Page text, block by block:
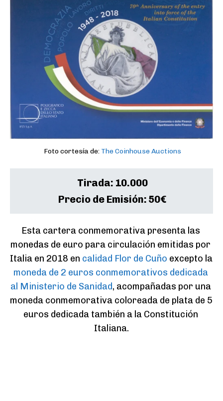
Foto cortesía de: The Coinhouse Auctions
Tirada: 10.000
Precio de Emisión: 50€
Esta cartera conmemorativa presenta las
monedas de euro para circulación emitidas por
Italia en 2018 en calidad Flor de Cuño
moneda de 2 euros conmemorativos dedicada
al Ministerio de Sanidad, acompañadas por una
moneda conmemorativa coloreada de plata de 5
euros dedicada también a la Constitución
Italiana.